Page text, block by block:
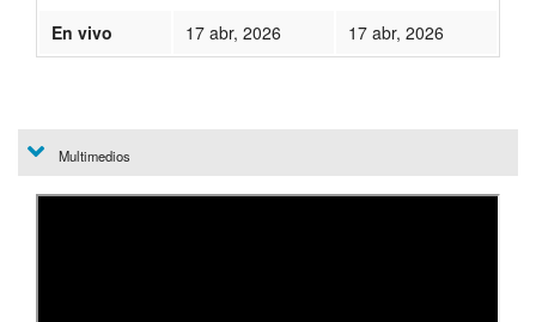
En vivo
17 abr, 2026 17 abr, 2026
Multimedios